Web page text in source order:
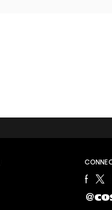
会員登録やプログラム詳細につ